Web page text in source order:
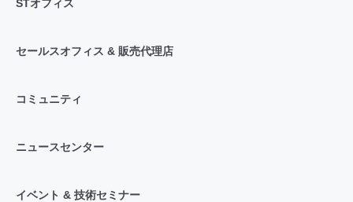
STオフィス
セールスオフィス & 販売代理店
コミュニティ
ニュースセンター
イベント & 技術セミナー